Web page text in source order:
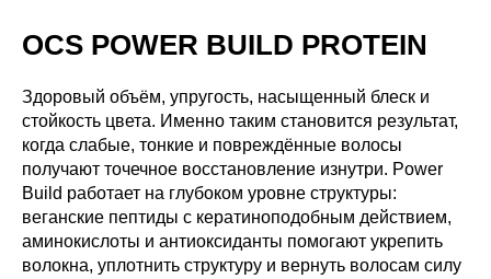
OCS POWER BUILD PROTEIN
Здоровый объём, упругость, насыщенный блеск и
стойкость цвета. Именно таким становится результат,
когда слабые, тонкие и повреждённые волосы
получают точечное восстановление изнутри. Power
Build работает на глубоком уровне структуры:
веганские пептиды с кератиноподобным действием,
аминокислоты и антиоксиданты помогают укрепить
волокна, уплотнить структуру и вернуть волосам силу